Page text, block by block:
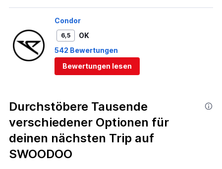
Condor
6,5
OK
542 Bewertungen
Bewertungen lesen
Durchstöbere Tausende
verschiedener Optionen für
deinen nächsten Trip auf
SWOODOO